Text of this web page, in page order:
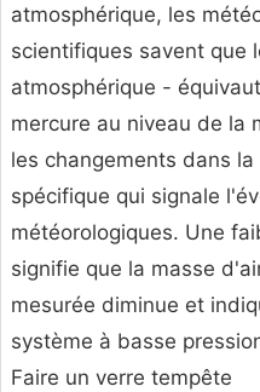
atmosphérique, les
scientifiques savent que
atmosphérique -
mercure au niveau de la
les changements dans
spécifique qui signale
météorologiques. Une
signifie que la masse
mesurée diminue et
système à basse
Faire un verre tempête